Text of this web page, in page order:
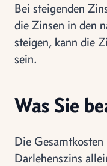
Bei steigenden
die Zinsen in den
steigen, kann die
sein.
Was Sie
Die
Darlehenszins